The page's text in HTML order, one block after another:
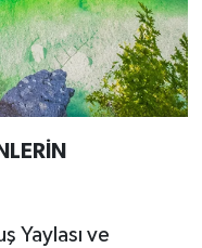
Yaylası ve